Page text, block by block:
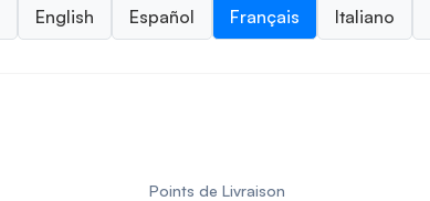
English Español Français Italiano
Points de Livraison